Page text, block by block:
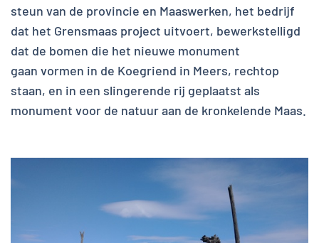
steun van de provincie en Maaswerken, het bedrijf
dat het Grensmaas project uitvoert, bewerkstelligd
dat de bomen die het nieuwe monument
gaan vormen in de Koegriend in Meers, rechtop
staan, en in een slingerende rij geplaatst als
monument voor de natuur aan de kronkelende Maas.